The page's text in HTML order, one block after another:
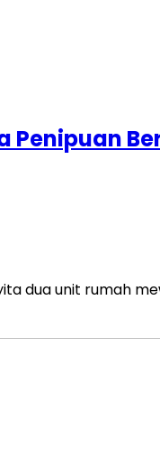
Penipuan
dua unit rumah